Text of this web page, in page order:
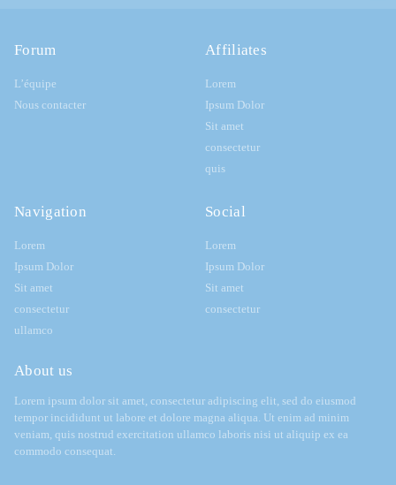
Forum
L’équipe
Nous contacter
Affiliates
Lorem
Ipsum Dolor
Sit amet
consectetur
quis
Navigation
Lorem
Ipsum Dolor
Sit amet
consectetur
ullamco
Social
Lorem
Ipsum Dolor
Sit amet
consectetur
About us
Lorem ipsum dolor sit amet, consectetur adipiscing elit, sed do eiusmod
tempor incididunt ut labore et dolore magna aliqua. Ut enim ad minim
veniam, quis nostrud exercitation ullamco laboris nisi ut aliquip ex ea
commodo consequat.